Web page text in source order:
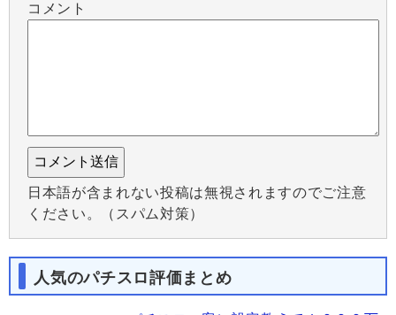
コメント
日本語が含まれない投稿は無視されますのでご注意
ください。（スパム対策）
人気のパチスロ評価まとめ